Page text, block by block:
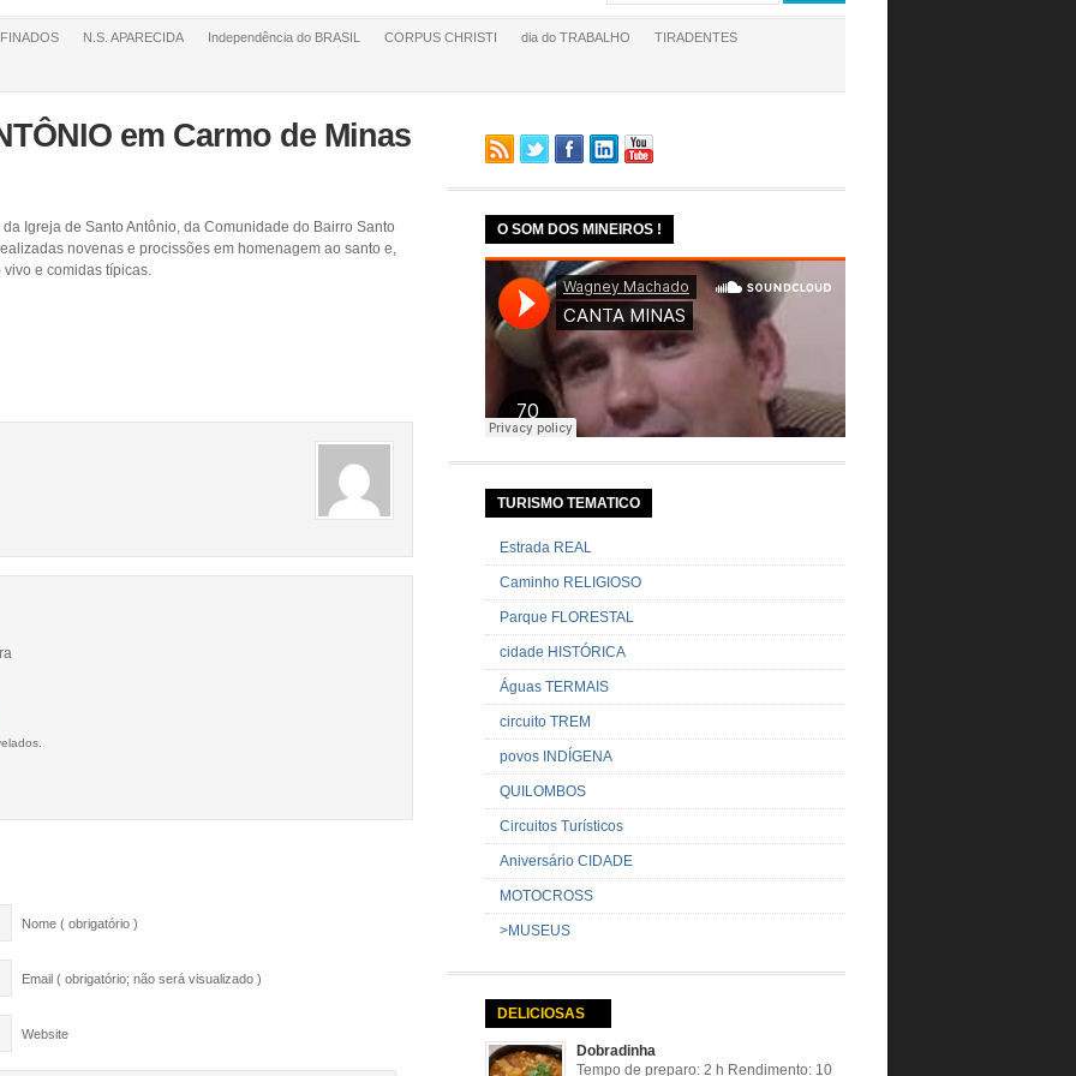
FINADOS N.S. APARECIDA Independência do BRASIL CORPUS CHRISTI dia do TRABALHO TIRADENTES
em Carmo de Minas
Igreja de Santo Antônio, da Comunidade do Bairro Santo
novenas e procissões em homenagem ao santo e,
e comidas típicas.
Nome ( obrigatório )
Email ( obrigatório; não será visualizado )
Website
O SOM DOS MINEIROS !
TURISMO TEMATICO
Estrada REAL
Caminho RELIGIOSO
Parque FLORESTAL
cidade HISTÓRICA
Águas TERMAIS
circuito TREM
povos INDÍGENA
QUILOMBOS
Circuitos Turísticos
Aniversário CIDADE
MOTOCROSS
>MUSEUS
DELICIOSAS
Dobradinha
Tempo de preparo: 2 h Rendimento: 10